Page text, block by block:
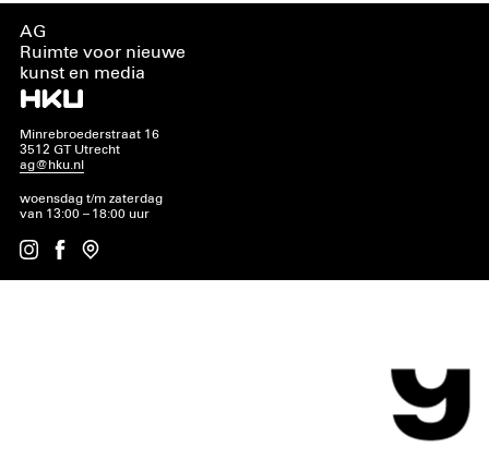
AG
Ruimte voor nieuwe
kunst en media
Minrebroederstraat 16
3512 GT Utrecht
ag@hku.nl
woensdag t/m zaterdag
van 13:00 – 18:00 uur